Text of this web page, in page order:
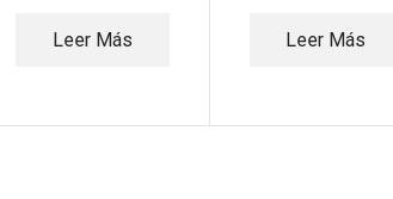
Leer Más Leer Más